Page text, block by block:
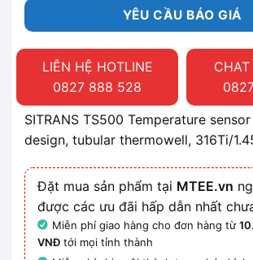
YÊU CẦU BÁO GIÁ
LIÊN HỆ HOTLINE
0827 888 528
SITRANS TS500 Temperature
design, tubular thermowell, 316Ti/
Đặt mua sản phẩm tại MTEE.vn
được các ưu đãi hấp dẫn nhất
Miễn phí giao hàng cho đơn hàng từ
VNĐ tới mọi tỉnh thành